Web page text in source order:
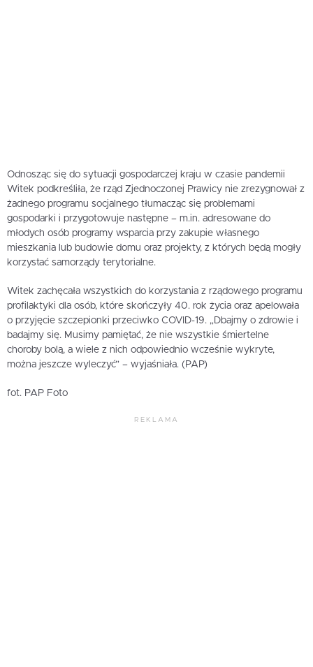
Odnosząc się do sytuacji gospodarczej kraju w czasie pandemii
Witek podkreśliła, że rząd Zjednoczonej Prawicy nie zrezygnował z
żadnego programu socjalnego tłumacząc się problemami
gospodarki i przygotowuje następne – m.in. adresowane do
młodych osób programy wsparcia przy zakupie własnego
mieszkania lub budowie domu oraz projekty, z których będą mogły
korzystać samorządy terytorialne.
Witek zachęcała wszystkich do korzystania z rządowego programu
profilaktyki dla osób, które skończyły 40. rok życia oraz apelowała
o przyjęcie szczepionki przeciwko COVID-19. „Dbajmy o zdrowie i
badajmy się. Musimy pamiętać, że nie wszystkie śmiertelne
choroby bolą, a wiele z nich odpowiednio wcześnie wykryte,
można jeszcze wyleczyć” – wyjaśniała. (PAP)
fot. PAP Foto
REKLAMA